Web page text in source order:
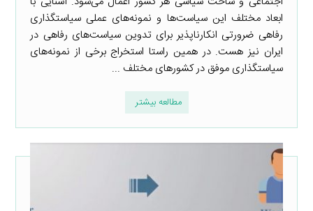
ابعاد مختلف این سیاست‌ها و نمونه‌های عملی سیاستگذاری
رفاهی ضرورتی انکارناپذیر برای تدوین سیاست‌های رفاهی در
ایران نیز هست. در همین راستا استخراج برخی از نمونه‌های
سیاستگذاری موفق در کشورهای مختلف ...
مطالعه بیشتر